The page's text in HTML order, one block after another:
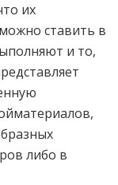
их
ставить в
и то,
либо в